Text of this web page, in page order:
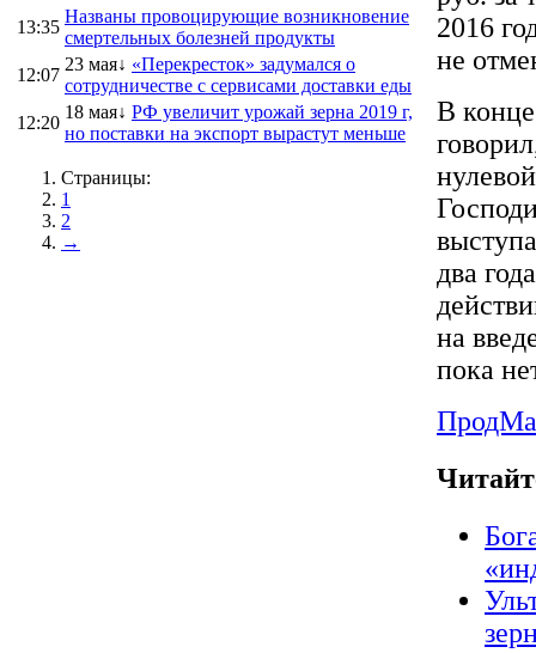
13:35
Названы провоцирующие возникновение
смертельных болезней продукты
12:07
23 мая↓ «Перекресток» задумался о
сотрудничестве с сервисами доставки еды
12:20
18 мая↓ РФ увеличит урожай зерна 2019 г,
но поставки на экспорт вырастут меньше
Страницы:
1
2
→
2016
не
В
два
на
пока